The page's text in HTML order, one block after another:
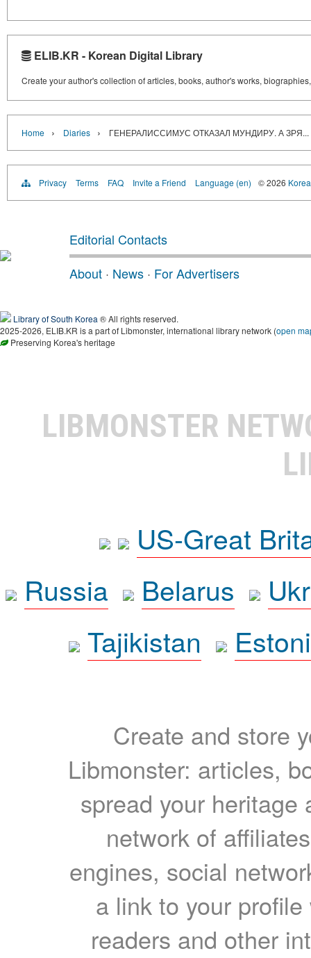
ELIB.KR - Korean Digital Library
Create your author's collection of articles, books, author's works,
Home › Diaries › ГЕНЕРАЛИССИМУС ОТКАЗАЛ МУНДИРУ. А ЗРЯ...
Privacy Terms FAQ Invite a Friend Language (en) © 2026
Editorial Contacts
About · News · For Advertisers
Library of South Korea ® All rights reserved.
2025-2026, ELIB.KR is a part of Libmonster, international library network (open
Preserving Korea's heritage
LIBMONSTER
US-Great
Russia
Belarus
Tajikistan
Create and store
Libmonster: articles,
spread your heritage
network of
engines, social
a link to your
readers and other